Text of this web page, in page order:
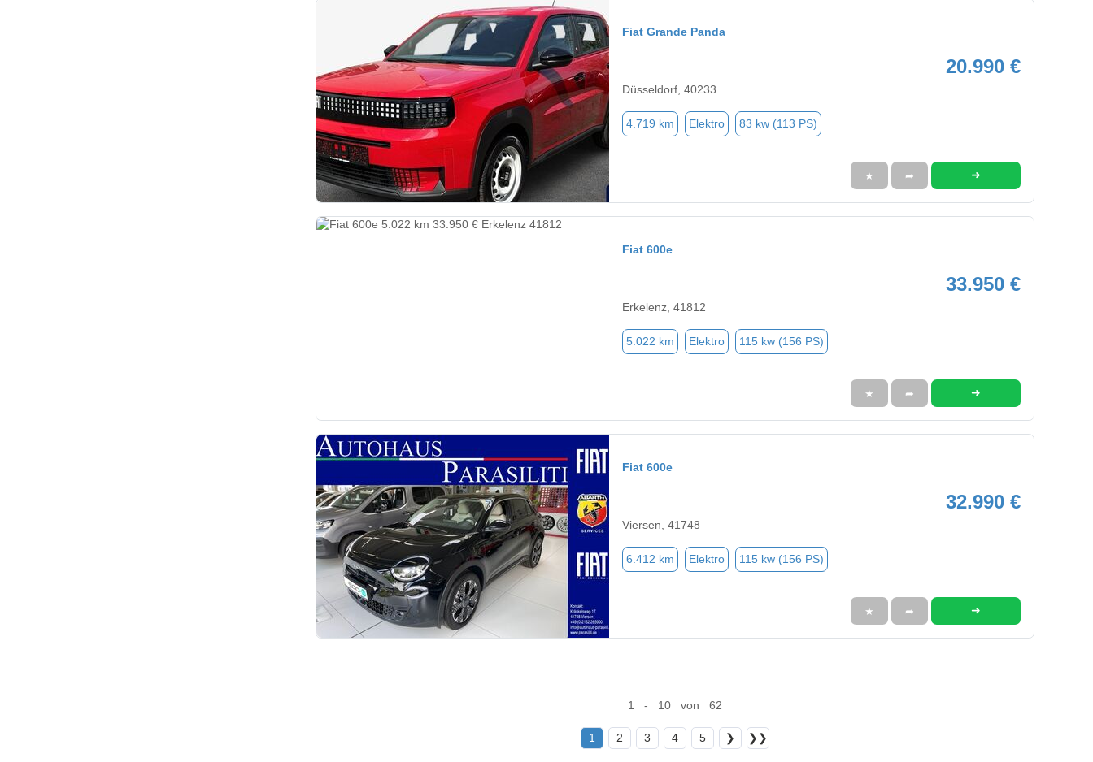
Fiat Grande Panda
20.990 €
Düsseldorf, 40233
4.719 km Elektro 83 kw (113 PS)
★ ➦ ➜
Fiat 600e
33.950 €
Erkelenz, 41812
5.022 km Elektro 115 kw (156 PS)
★ ➦ ➜
Fiat 600e
32.990 €
Viersen, 41748
6.412 km Elektro 115 kw (156 PS)
★ ➦ ➜
1 - 10 von 62
1 2 3 4 5 ❯ ❯❯